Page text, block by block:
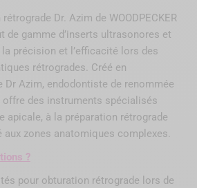
Dr. Azim de WOODPECKER
de gamme d’inserts ultrasonores et
précision et l’efficacité lors des
rétrogrades. Créé en
Dr Azim, endodontiste de renommée
des instruments spécialisés
apicale, à la préparation rétrograde
aux zones anatomiques complexes.
?
pour obturation rétrograde lors de